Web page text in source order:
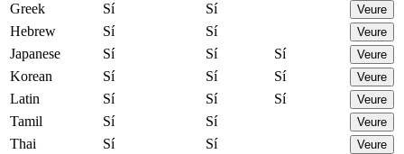
Greek Sí Sí Veure
Hebrew Sí Sí Veure
Japanese Sí Sí Sí Veure
Korean Sí Sí Sí Veure
Latin Sí Sí Sí Veure
Tamil Sí Sí Veure
Thai Sí Sí Veure